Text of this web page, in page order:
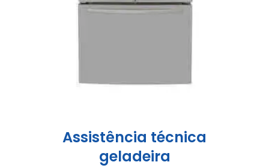
Assistência técnica
geladeira